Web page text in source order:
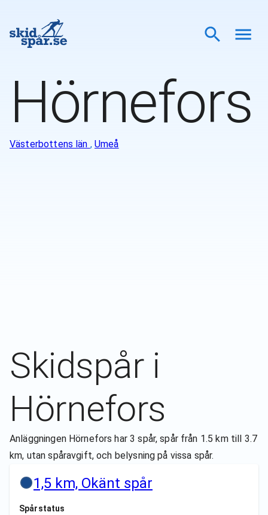
Hörnefors
Västerbottens län ,Umeå
Skidspår i
Hörnefors
Anläggningen Hörnefors har 3 spår, spår från 1.5 km till 3.7
km, utan spåravgift, och belysning på vissa spår.
1,5 km, Okänt spår
Spårstatus